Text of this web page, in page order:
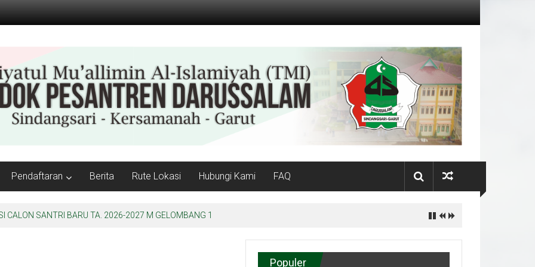
Pendaftaran Berita Rute Lokasi Hubungi Kami FAQ
CALON SANTRI BARU TA. 2026-2027 M GELOMBANG 1
Populer